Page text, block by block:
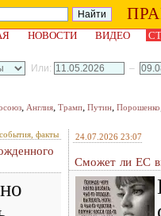
НОВОСТИ ВИДЕО
Или: –
, Англия, Трамп, Путин, Порошенко
факты 24.07.2026 23:07
Сможет ли ЕС